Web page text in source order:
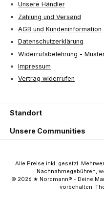
Unsere Händler
Zahlung und Versand
AGB und Kundeninformation
Datenschutzerklärung
Widerrufsbelehrung -
Impressum
Vertrag widerrufen
Standort
Unsere Communities
Alle Preise inkl. gesetzl.
Nachnahmegebühren,
© 2026 ★ Nordmann® - Deine
vorbehalten.